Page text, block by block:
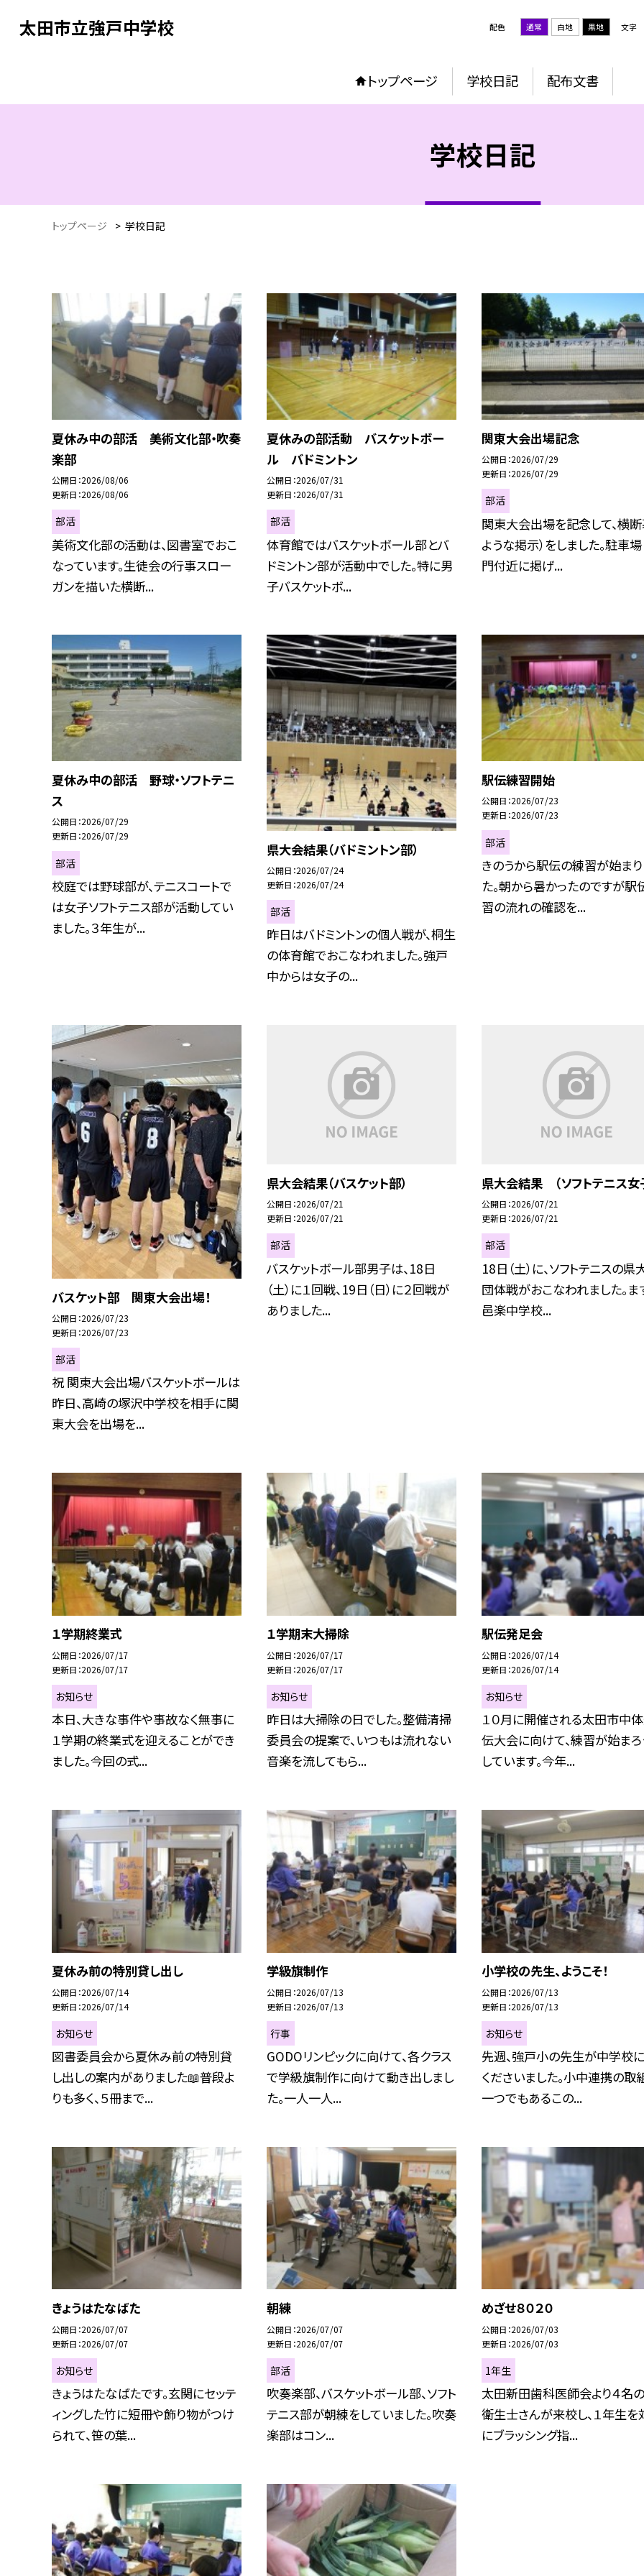
太田市立強戸中学校 配色 通常 白地 黒地 文字
トップページ 学校日記 配布文書
学校日記
トップページ > 学校日記
夏休み中の部活 美術文化部・吹奏
楽部
公開日 2026/08/06
更新日 2026/08/06
部活
美術文化部の活動は、図書室でおこ
なっています。生徒会の行事スロー
ガンを描いた横断...
夏休みの部活動 バスケットボー
ル バドミントン
公開日 2026/07/31
更新日 2026/07/31
部活
体育館ではバスケットボール部とバ
ドミントン部が活動中でした。特に男
子バスケットボ...
関東大会出場記念
公開日 2026/07/29
更新日 2026/07/29
部活
関東大会出場を記念して、横断
ような掲示）をしました。駐車
門付近に掲げ...
夏休み中の部活 野球・ソフトテニ
ス
公開日 2026/07/29
更新日 2026/07/29
部活
校庭では野球部が、テニスコートで
は女子ソフトテニス部が活動してい
ました。３年生が...
県大会結果（バドミントン部）
公開日 2026/07/24
更新日 2026/07/24
部活
昨日はバドミントンの個人戦が、桐生
の体育館でおこなわれました。強戸
中からは女子の...
駅伝練習開始
公開日 2026/07/23
更新日 2026/07/23
部活
きのうから駅伝の練習が始ま
た。朝から暑かったのですが駅
習の流れの確認を...
バスケット部 関東大会出場！
公開日 2026/07/23
更新日 2026/07/23
部活
祝 関東大会出場バスケットボールは
昨日、高崎の塚沢中学校を相手に関
東大会を出場を...
県大会結果（バスケット部）
公開日 2026/07/21
更新日 2026/07/21
部活
バスケットボール部男子は、18日
（土）に１回戦、19日（日）に２回戦が
ありました...
県大会結果 （ソフトテニス女
公開日 2026/07/21
更新日 2026/07/21
部活
18日（土）に、ソフトテニスの県
団体戦がおこなわれました。ま
邑楽中学校...
１学期終業式
公開日 2026/07/17
更新日 2026/07/17
お知らせ
本日、大きな事件や事故なく無事に
１学期の終業式を迎えることができ
ました。今回の式...
１学期末大掃除
公開日 2026/07/17
更新日 2026/07/17
お知らせ
昨日は大掃除の日でした。整備清掃
委員会の提案で、いつもは流れない
音楽を流してもら...
駅伝発足会
公開日 2026/07/14
更新日 2026/07/14
お知らせ
１０月に開催される太田市中
伝大会に向けて、練習が始まろ
しています。今年...
夏休み前の特別貸し出し
公開日 2026/07/14
更新日 2026/07/14
お知らせ
図書委員会から夏休み前の特別貸
し出しの案内がありました📖普段よ
りも多く、５冊まで...
学級旗制作
公開日 2026/07/13
更新日 2026/07/13
行事
GODOリンピックに向けて、各クラス
で学級旗制作に向けて動き出しまし
た。一人一人...
小学校の先生、ようこそ！
公開日 2026/07/13
更新日 2026/07/13
お知らせ
先週、強戸小の先生が中学校
くださいました。小中連携の取
一つでもあるこの...
きょうはたなばた
公開日 2026/07/07
更新日 2026/07/07
お知らせ
きょうはたなばたです。玄関にセッテ
ィングした竹に短冊や飾り物がつけ
られて、笹の葉...
朝練
公開日 2026/07/07
更新日 2026/07/07
部活
吹奏楽部、バスケットボール部、ソフト
テニス部が朝練をしていました。吹奏
楽部はコン...
めざせ８０２０
公開日 2026/07/03
更新日 2026/07/03
1年生
太田新田歯科医師会より４名
衛生士さんが来校し、１年生を
にブラッシング指...